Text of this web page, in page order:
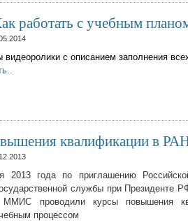
работать с учебным
видеоролики с описанием заполнения
квалификации в
2013 года по приглашению
службы при Президенте
ММИС проводили курсы повышения
процессом